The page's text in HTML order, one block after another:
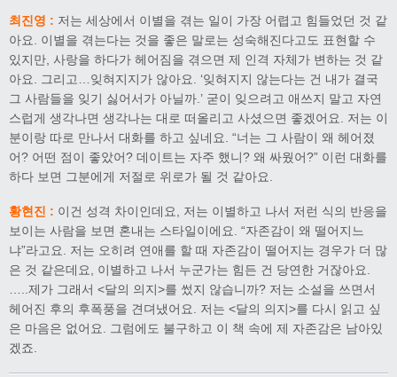
최진영 : 저는 세상에서 이별을 겪는 일이 가장 어렵고 힘들었던 것 같
아요. 이별을 겪는다는 것을 좋은 말로는 성숙해진다고도 표현할 수
있지만, 사랑을 하다가 헤어짐을 겪으면 제 인격 자체가 변하는 것 같
아요. 그리고…잊혀지지가 않아요. ‘잊혀지지 않는다는 건 내가 결국
그 사람들을 잊기 싫어서가 아닐까.’ 굳이 잊으려고 애쓰지 말고 자연
스럽게 생각나면 생각나는 대로 떠올리고 사셨으면 좋겠어요. 저는 이
분이랑 따로 만나서 대화를 하고 싶네요. “너는 그 사람이 왜 헤어졌
어? 어떤 점이 좋았어? 데이트는 자주 했니? 왜 싸웠어?” 이런 대화를
하다 보면 그분에게 저절로 위로가 될 것 같아요.
황현진 : 이건 성격 차이인데요, 저는 이별하고 나서 저런 식의 반응을
보이는 사람을 보면 혼내는 스타일이에요. “자존감이 왜 떨어지느
냐”라고요. 저는 오히려 연애를 할 때 자존감이 떨어지는 경우가 더 많
은 것 같은데요, 이별하고 나서 누군가는 힘든 건 당연한 거잖아요.
…..제가 그래서 <달의 의지>를 썼지 않습니까? 저는 소설을 쓰면서
헤어진 후의 후폭풍을 견뎌냈어요. 저는 <달의 의지>를 다시 읽고 싶
은 마음은 없어요. 그럼에도 불구하고 이 책 속에 제 자존감은 남아있
겠죠.